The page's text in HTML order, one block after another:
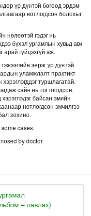
үр дүнтэй бөгөөд эрдэм
нотлогдсон болохыг
нөлөөтэй гэдэг нь
бүхэл ургамлын хувьд авч
арай гүйцэхгүй аж.
эерэг үр дүнтэй
уламжлалт практикт
туршлагатай.
сайн нь тогтоогдсон.
байсан эмийн
нотлогдсон эмчилгээ
зохино.
cases.
by doctor.
– лавлах)